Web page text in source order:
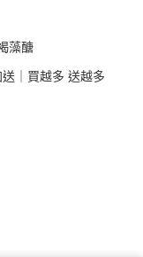
藻醣
｜買越多 送越多